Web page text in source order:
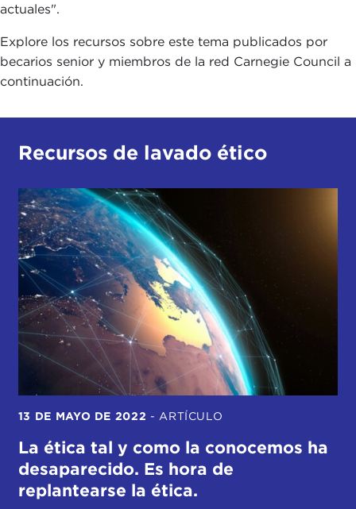
actuales".
Explore los recursos sobre este tema publicados por
becarios senior y miembros de la red Carnegie Council a
continuación.
Recursos de lavado ético
13 DE MAYO DE 2022 - ARTÍCULO
La ética tal y como la conocemos ha
desaparecido. Es hora de
replantearse la ética.